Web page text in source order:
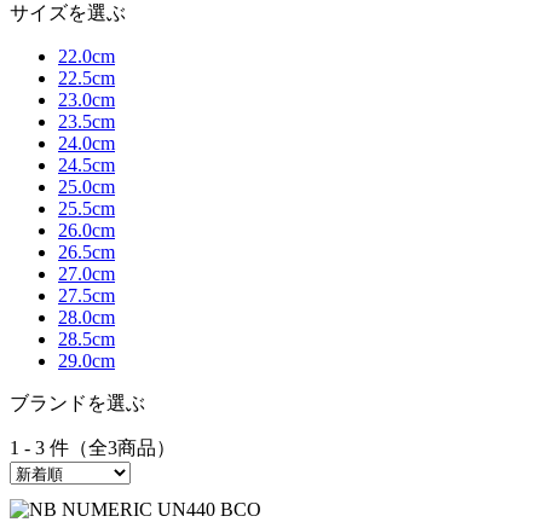
サイズを選ぶ
22.0cm
22.5cm
23.0cm
23.5cm
24.0cm
24.5cm
25.0cm
25.5cm
26.0cm
26.5cm
27.0cm
27.5cm
28.0cm
28.5cm
29.0cm
ブランドを選ぶ
1 - 3 件（全3商品）